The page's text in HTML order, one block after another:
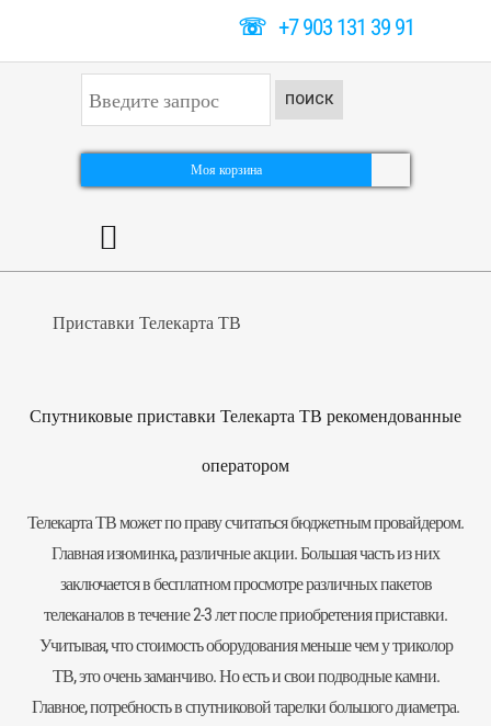
☏+7 903 131 39 91
к
а
ь
ПОИСК
Моя корзина
Приставки Телекарта ТВ
Спутниковые приставки Телекарта ТВ рекомендованные
оператором
Телекарта ТВ может по праву считаться бюджетным провайдером.
Главная изюминка, различные акции. Большая часть из них
заключается в бесплатном просмотре различных пакетов
телеканалов в течение 2-3 лет после приобретения приставки.
Учитывая, что стоимость оборудования меньше чем у триколор
ТВ, это очень заманчиво. Но есть и свои подводные камни.
Главное, потребность в спутниковой тарелки большого диаметра.